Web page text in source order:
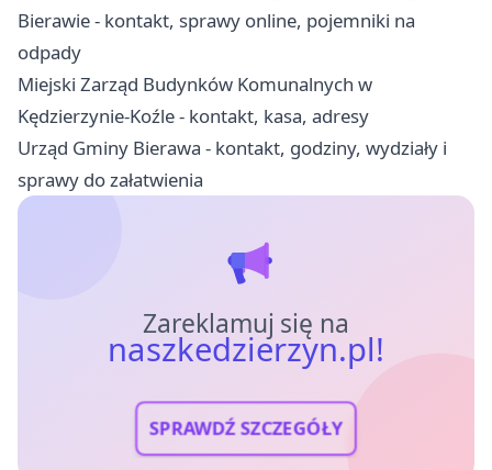
Bierawie - kontakt, sprawy online, pojemniki na
odpady
Miejski Zarząd Budynków Komunalnych w
Kędzierzynie-Koźle - kontakt, kasa, adresy
Urząd Gminy Bierawa - kontakt, godziny, wydziały i
sprawy do załatwienia
Zareklamuj się na
naszkedzierzyn.pl!
SPRAWDŹ SZCZEGÓŁY